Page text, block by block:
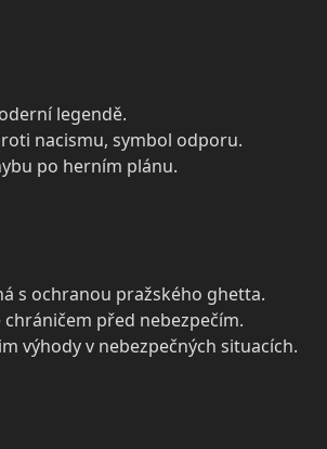
legendě.
nacismu, symbol odporu.
po herním plánu.
s ochranou pražského ghetta.
před nebezpečím.
výhody v nebezpečných situacích.